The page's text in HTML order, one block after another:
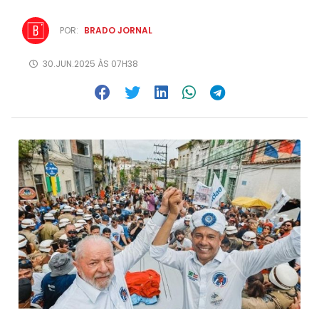
POR: BRADO JORNAL
30.JUN.2025 ÀS 07H38